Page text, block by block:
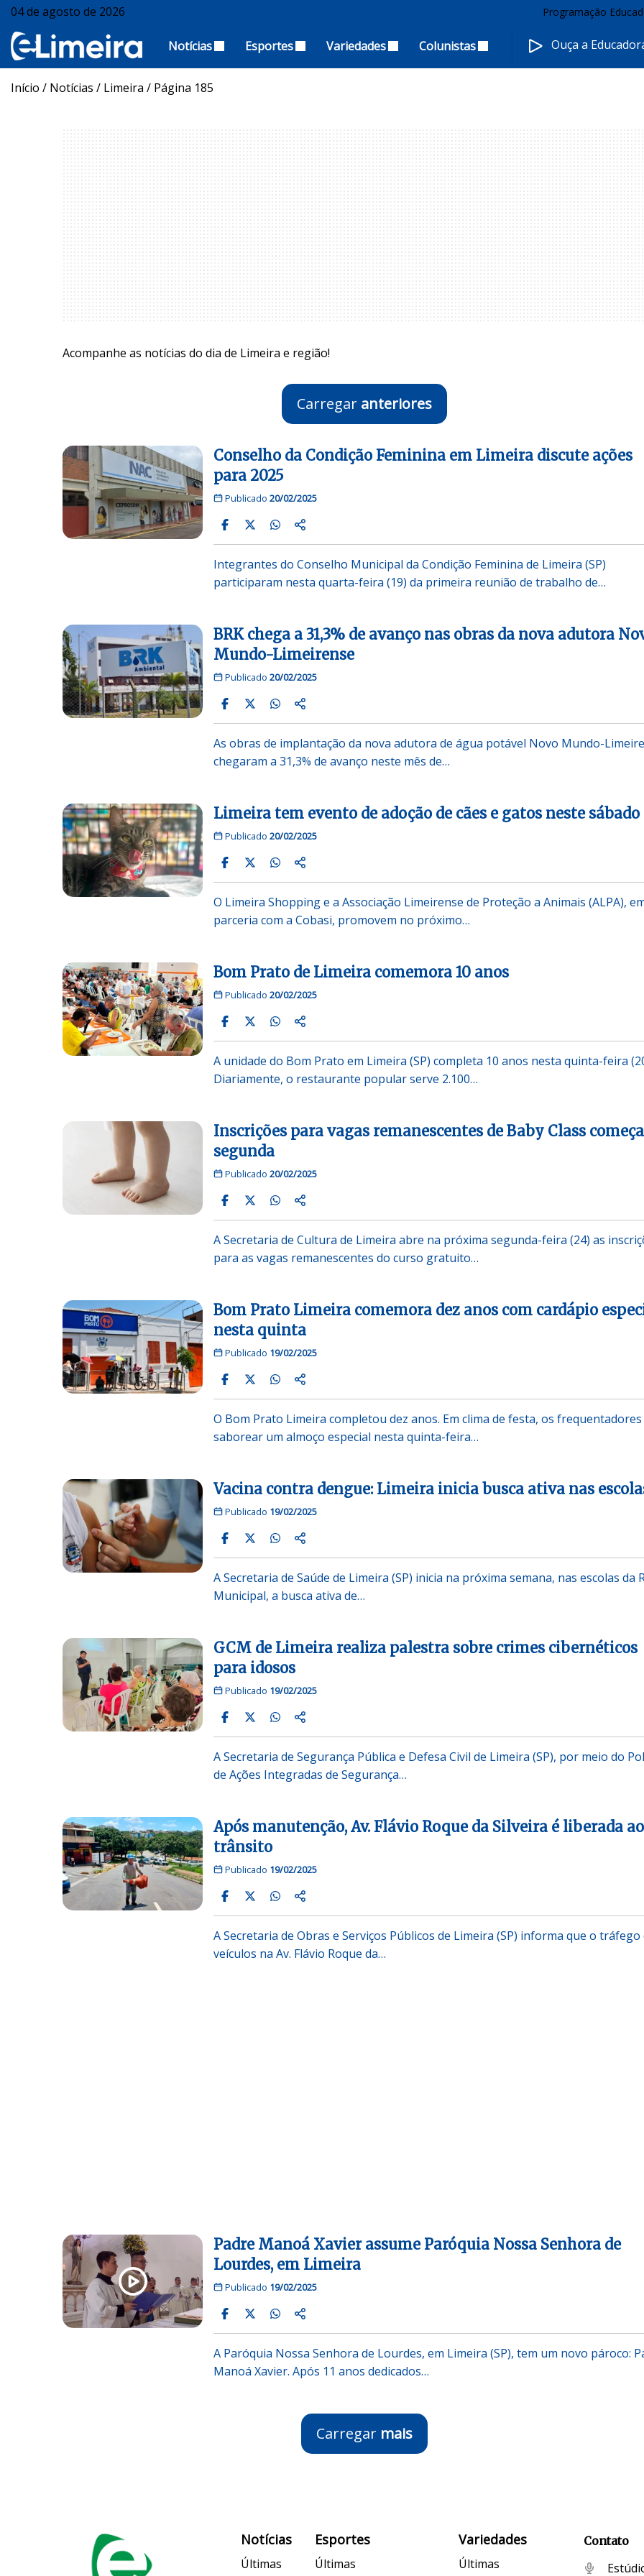
04 de agosto de 2026 Programação
Notícias Esportes Variedades Colunistas Ouça a
Início / Notícias / Limeira / Página 185
Acompanhe as notícias do dia de Limeira e região!
Carregar anteriores
Conselho da Condição Feminina em Limeira discute ações
para 2025
Publicado 20/02/2025
Integrantes do Conselho Municipal da Condição Feminina de Limeira (SP)
participaram nesta quarta-feira (19) da primeira reunião de trabalho de…
BRK chega a 31,3% de avanço nas obras da nova adutora
Mundo-Limeirense
Publicado 20/02/2025
As obras de implantação da nova adutora de água potável Novo Mundo-
chegaram a 31,3% de avanço neste mês de…
Limeira tem evento de adoção de cães e gatos neste sábado
Publicado 20/02/2025
O Limeira Shopping e a Associação Limeirense de Proteção a Animais (ALPA),
parceria com a Cobasi, promovem no próximo…
Bom Prato de Limeira comemora 10 anos
Publicado 20/02/2025
A unidade do Bom Prato em Limeira (SP) completa 10 anos nesta quinta-feira
Diariamente, o restaurante popular serve 2.100…
Inscrições para vagas remanescentes de Baby Class
segunda
Publicado 20/02/2025
A Secretaria de Cultura de Limeira abre na próxima segunda-feira (24) as
para as vagas remanescentes do curso gratuito…
Bom Prato Limeira comemora dez anos com cardápio
nesta quinta
Publicado 19/02/2025
O Bom Prato Limeira completou dez anos. Em clima de festa, os
saborear um almoço especial nesta quinta-feira…
Vacina contra dengue: Limeira inicia busca ativa nas
Publicado 19/02/2025
A Secretaria de Saúde de Limeira (SP) inicia na próxima semana, nas escolas da
Municipal, a busca ativa de…
GCM de Limeira realiza palestra sobre crimes cibernéticos
para idosos
Publicado 19/02/2025
A Secretaria de Segurança Pública e Defesa Civil de Limeira (SP), por meio do
de Ações Integradas de Segurança…
Após manutenção, Av. Flávio Roque da Silveira é liberada ao
trânsito
Publicado 19/02/2025
A Secretaria de Obras e Serviços Públicos de Limeira (SP) informa que o tráfego
veículos na Av. Flávio Roque da…
Padre Manoá Xavier assume Paróquia Nossa Senhora de
Lourdes, em Limeira
Publicado 19/02/2025
A Paróquia Nossa Senhora de Lourdes, em Limeira (SP), tem um novo pároco:
Manoá Xavier. Após 11 anos dedicados…
Carregar mais
Notícias
Últimas
Esportes
Últimas
Variedades
Últimas
Contato